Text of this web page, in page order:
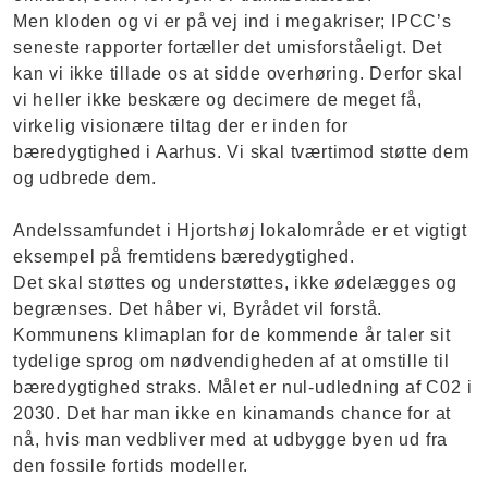
Men kloden og vi er på vej ind i megakriser; IPCC’s
seneste rapporter fortæller det umisforståeligt. Det
kan vi ikke tillade os at sidde overhøring. Derfor skal
vi heller ikke beskære og decimere de meget få,
virkelig visionære tiltag der er inden for
bæredygtighed i Aarhus. Vi skal tværtimod støtte dem
og udbrede dem.
Andelssamfundet i Hjortshøj lokalområde er et vigtigt
eksempel på fremtidens bæredygtighed.
Det skal støttes og understøttes, ikke ødelægges og
begrænses. Det håber vi, Byrådet vil forstå.
Kommunens klimaplan for de kommende år taler sit
tydelige sprog om nødvendigheden af at omstille til
bæredygtighed straks. Målet er nul-udledning af C02 i
2030. Det har man ikke en kinamands chance for at
nå, hvis man vedbliver med at udbygge byen ud fra
den fossile fortids modeller.